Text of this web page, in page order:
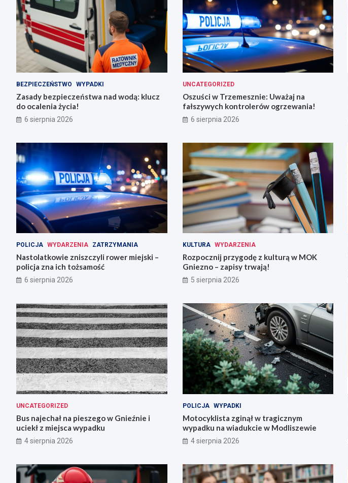
BEZPIECZEŃSTWO WYPADKI
Zasady bezpieczeństwa nad wodą: klucz
do ocalenia życia!
6 sierpnia 2026
UNCATEGORIZED
Oszuści w Trzemesznie: Uważaj na
fałszywych kontrolerów ogrzewania!
6 sierpnia 2026
POLICJA WYDARZENIA ZATRZYMANIA
Nastolatkowie zniszczyli rower miejski –
policja zna ich tożsamość
6 sierpnia 2026
KULTURA WYDARZENIA
Rozpocznij przygodę z kulturą w MOK
Gniezno – zapisy trwają!
5 sierpnia 2026
UNCATEGORIZED
Bus najechał na pieszego w Gnieźnie i
uciekł z miejsca wypadku
4 sierpnia 2026
POLICJA WYPADKI
Motocyklista zginął w tragicznym
wypadku na wiadukcie w Modliszewie
4 sierpnia 2026